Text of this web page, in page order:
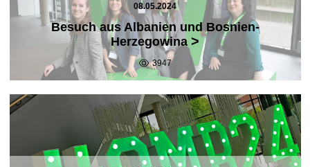
08.05.2024
Besuch aus Albanien und Bosnien-
Herzegowina >
3947